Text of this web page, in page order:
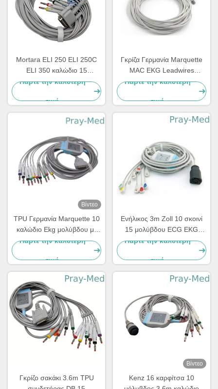
Mortara ELI 250 ELI 250C
ELI 350 καλώδιο 15
ΚΑΡΦΊΤΣΑ 3.6m EKG
Πάρτε την καλύτερη
τιμή
Γκρίζα Γερμανία Marquette
MAC EKG Leadwires
420101-002 10 AHA 1.2M
Πάρτε την καλύτερη
τιμή
Βίντεο
TPU Γερμανία Marquette 10
καλώδιο Ekg μολύβδου με
την μπανάνα 4,0 2029893-
Πάρτε την καλύτερη
τιμή
Ενήλικος 3m Zoll 10 σκοινί
15 μολύβδου ECG EKG
καρφίτσα για το Μ και το Ε
Πάρτε την καλύτερη
τιμή
Γκρίζο σακάκι 3.6m TPU
Βίντεο
Kenz 16 καρφίτσα 10